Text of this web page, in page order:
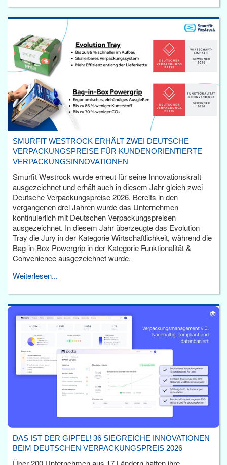
SMURFIT WESTROCK ERHÄLT ZWEI DEUTSCHE
VERPACKUNGSPREISE FÜR KUNDENORIENTIERTE
VERPACKUNGSINNOVATIONEN
Smurfit Westrock wurde erneut für seine Innovationskraft
ausgezeichnet und erhält auch in diesem Jahr gleich zwei
Deutsche Verpackungspreise 2026. Bereits in den
vergangenen drei Jahren wurde das Unternehmen
kontinuierlich mit Deutschen Verpackungspreisen
ausgezeichnet. In diesem Jahr überzeugte das Evolution
Tray die Jury in der Kategorie Wirtschaftlichkeit, während die
Bag-in-Box Powergrip in der Kategorie Funktionalität &
Convenience ausgezeichnet wurde.
Weiterlesen...
DAS IST DER GIPFEL! 36 SIEGREICHE INNOVATIONEN
BEIM DEUTSCHEN VERPACKUNGSPREIS 2026